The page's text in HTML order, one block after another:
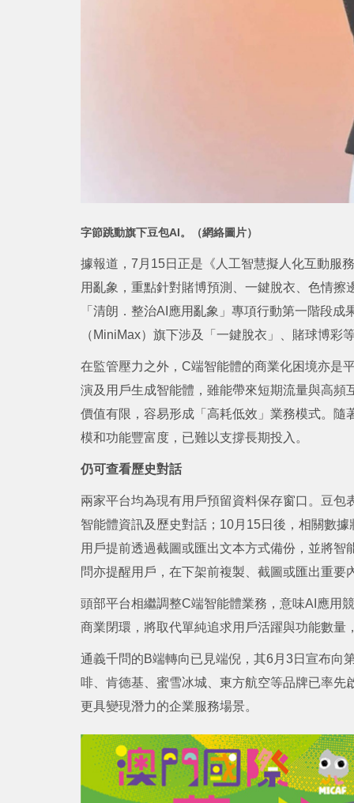
字節跳動旗下豆包AI。（網絡圖片）
據報道，7月15日正是《人工智慧擬人化互動服
用亂象，重點針對賭博預測、一鍵脫衣、色情
「清朗．整治AI應用亂象」專項行動第一階段
（MiniMax）旗下涉及「一鍵脫衣」、賭球博彩
在監管壓力之外，C端智能體的商業化困境亦是
演及用戶生成智能體，雖能帶來短期流量與高
價值有限，容易形成「高耗低效」業務模式。
模和功能豐富度，已難以支撐長期投入。
仍可查看歷史對話
兩家平台均為現有用戶預留資料保存窗口。豆
智能體資訊及歷史對話；10月15日後，相關數
用戶提前透過截圖或匯出文本方式備份，並將
問亦提醒用戶，在下架前複製、截圖或匯出重
頭部平台相繼調整C端智能體業務，意味AI應用
商業閉環，將取代單純追求用戶活躍與功能數量
通義千問的B端轉向已見端倪，其6月3日宣布向
啡、肯德基、蜜雪冰城、東方航空等品牌已率
更具變現潛力的企業服務場景。